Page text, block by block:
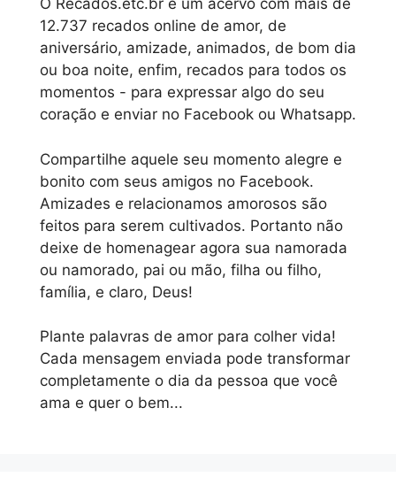
O Recados.etc.br é um acervo com mais de
12.737 recados online de amor, de
aniversário, amizade, animados, de bom dia
ou boa noite, enfim, recados para todos os
momentos - para expressar algo do seu
coração e enviar no Facebook ou Whatsapp.
Compartilhe aquele seu momento alegre e
bonito com seus amigos no Facebook.
Amizades e relacionamos amorosos são
feitos para serem cultivados. Portanto não
deixe de homenagear agora sua namorada
ou namorado, pai ou mão, filha ou filho,
família, e claro, Deus!
Plante palavras de amor para colher vida!
Cada mensagem enviada pode transformar
completamente o dia da pessoa que você
ama e quer o bem...